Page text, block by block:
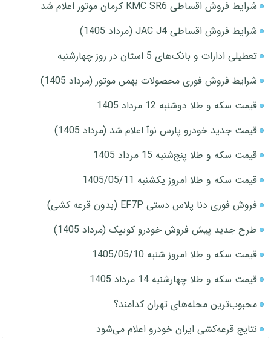
شرایط فروش اقساطی KMC SR6 کرمان موتور اعلام شد
شرایط فروش اقساطی JAC J4 (مرداد 1405)
تعطیلی ادارات و بانک‌های 5 استان در روز چهارشنبه
شرایط فروش فوری محصولات بهمن موتور (مرداد 1405)
قیمت سکه و طلا دوشنبه 12 مرداد 1405
قیمت جدید خودرو پارس نوآ اعلام شد (مرداد 1405)
قیمت سکه و طلا پنج‌شنبه 15 مرداد 1405
قیمت سکه و طلا امروز یکشنبه 1405/05/11
فروش فوری دنا پلاس دستی EF7P (بدون قرعه کشی)
طرح جدید پیش فروش خودرو کوییک (مرداد 1405)
قیمت سکه و طلا امروز شنبه 1405/05/10
قیمت سکه و طلا چهارشنبه 14 مرداد 1405
محبوب‌ترین محله‌های تهران کدامند؟
نتایج قرعه‌کشی ایران خودرو اعلام می‌شود